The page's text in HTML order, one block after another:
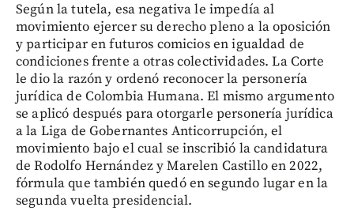
Según la tutela, esa negativa le impedía al
movimiento ejercer su derecho pleno a la oposición
y participar en futuros comicios en igualdad de
condiciones frente a otras colectividades. La Corte
le dio la razón y ordenó reconocer la personería
jurídica de Colombia Humana. El mismo argumento
se aplicó después para otorgarle personería jurídica
a la Liga de Gobernantes Anticorrupción, el
movimiento bajo el cual se inscribió la candidatura
de Rodolfo Hernández y Marelen Castillo en 2022,
fórmula que también quedó en segundo lugar en la
segunda vuelta presidencial.